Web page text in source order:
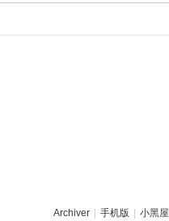
Archiver 手机版 小黑屋